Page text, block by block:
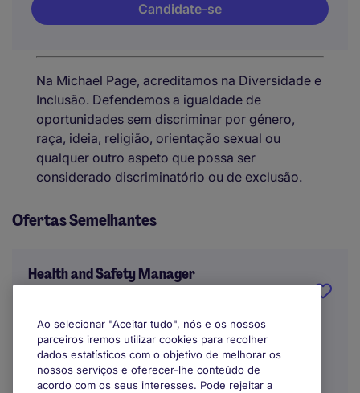
Candidate-se
Na Michael Page, acreditamos na Diversidade e
Inclusão. Defendemos a igualdade de
oportunidades sem discriminar por género,
raça, ideia, religião, orientação sexual ou
qualquer outro aspeto que possa ser
considerado discriminatório ou de exclusão.
Ofertas Semelhantes
Health and Safety Manager
International
Indefinido
Ao selecionar "Aceitar tudo", nós e os nossos
parceiros iremos utilizar cookies para recolher
dados estatísticos com o objetivo de melhorar os
nossos serviços e oferecer-lhe conteúdo de
acordo com os seus interesses. Pode rejeitar a